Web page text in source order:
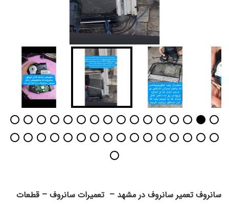
سانروف تعمیر سانروف در مشهد – تعمیرات سانروف – قطعات